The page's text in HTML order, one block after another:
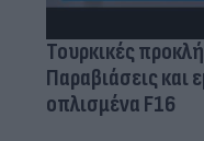
Τουρκικές
Παραβιάσεις και
οπλισμένα F16